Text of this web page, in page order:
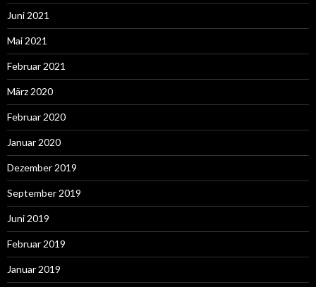
Juni 2021
Mai 2021
Februar 2021
März 2020
Februar 2020
Januar 2020
Dezember 2019
September 2019
Juni 2019
Februar 2019
Januar 2019